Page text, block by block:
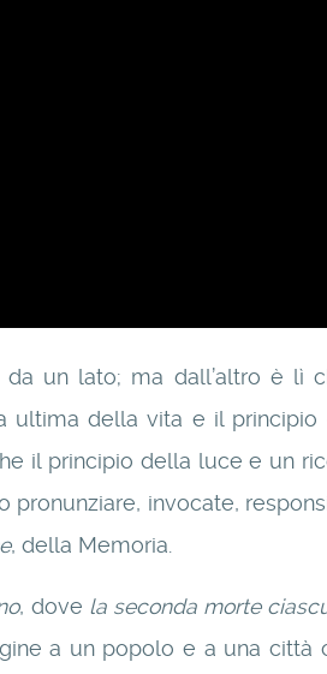
un lato; ma dall’altro è lì
della vita e il
il principio della luce e un
invocate,
, della Memoria.
, dove la seconda morte
a un popolo e a una città